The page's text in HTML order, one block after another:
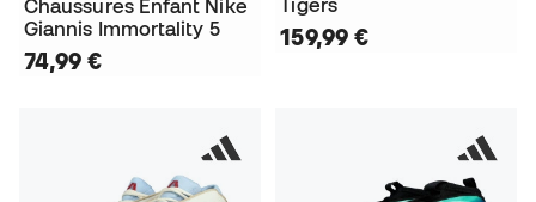
Chaussures Enfant Nike
Giannis Immortality 5
74,99 €
Tigers
159,99 €